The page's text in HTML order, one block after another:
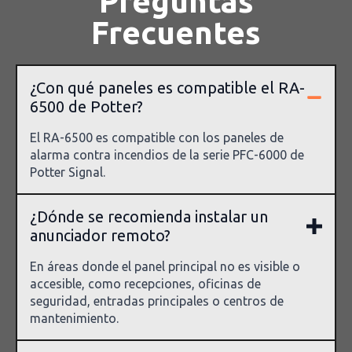
Frecuentes
¿Con qué paneles es compatible el RA-
6500 de Potter?
El RA-6500 es compatible con los paneles de
alarma contra incendios de la serie PFC-6000 de
Potter Signal.
¿Dónde se recomienda instalar un
anunciador remoto?
En áreas donde el panel principal no es visible o
accesible, como recepciones, oficinas de
seguridad, entradas principales o centros de
mantenimiento.